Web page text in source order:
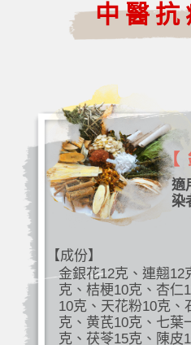
中醫
【
適
染
【成份】
金銀花12克、連翹12
克、桔梗10克、杏仁
10克、天花粉10克、
克、黄芪10克、七葉
克、茯苓15克、陳皮